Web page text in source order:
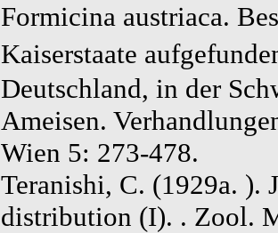
Formicina austriaca.
Kaiserstaate
Deutschland, in der
Ameisen.
Wien 5: 273-478.
Teranishi, C. (1929a. ).
distribution (I). . Zool.